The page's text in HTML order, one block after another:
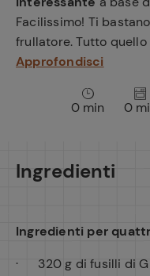
Facilissimo! Ti
frullatore. Tutto quello
Approfondisci
0 min 0
Ingredienti
Ingredienti per
· 320 g di fusilli di